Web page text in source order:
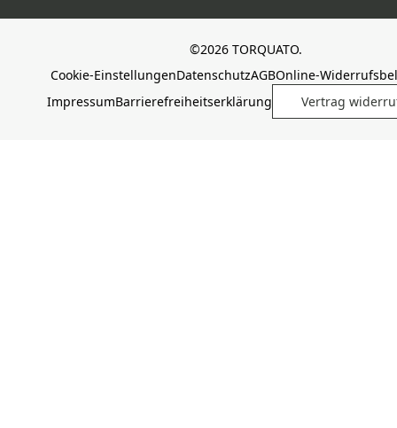
©2026 TORQUATO.
Cookie-EinstellungenDatenschutzAGBOnline-
ImpressumBarrierefreiheitserklärung Vertrag